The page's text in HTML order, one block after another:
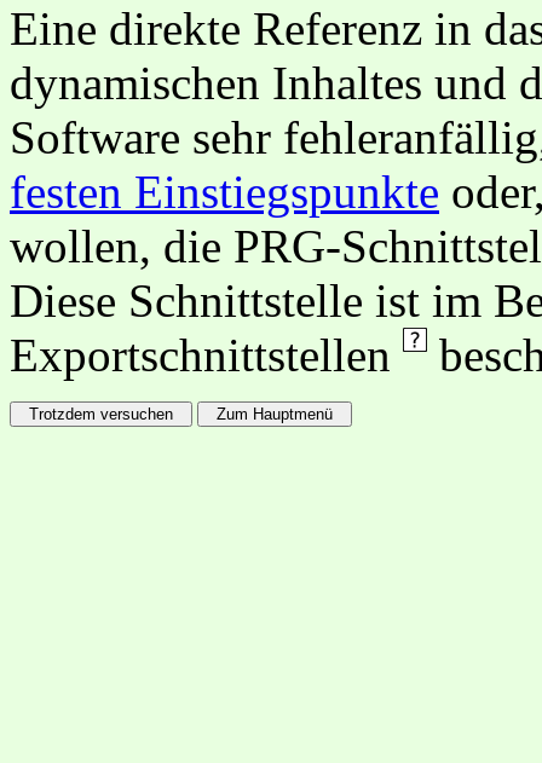
Eine direkte Referenz in
dynamischen Inhaltes und
Software sehr
festen Einstiegspunkte
wollen, die PRG-
Diese Schnittstelle ist im
Exportschnittstellen